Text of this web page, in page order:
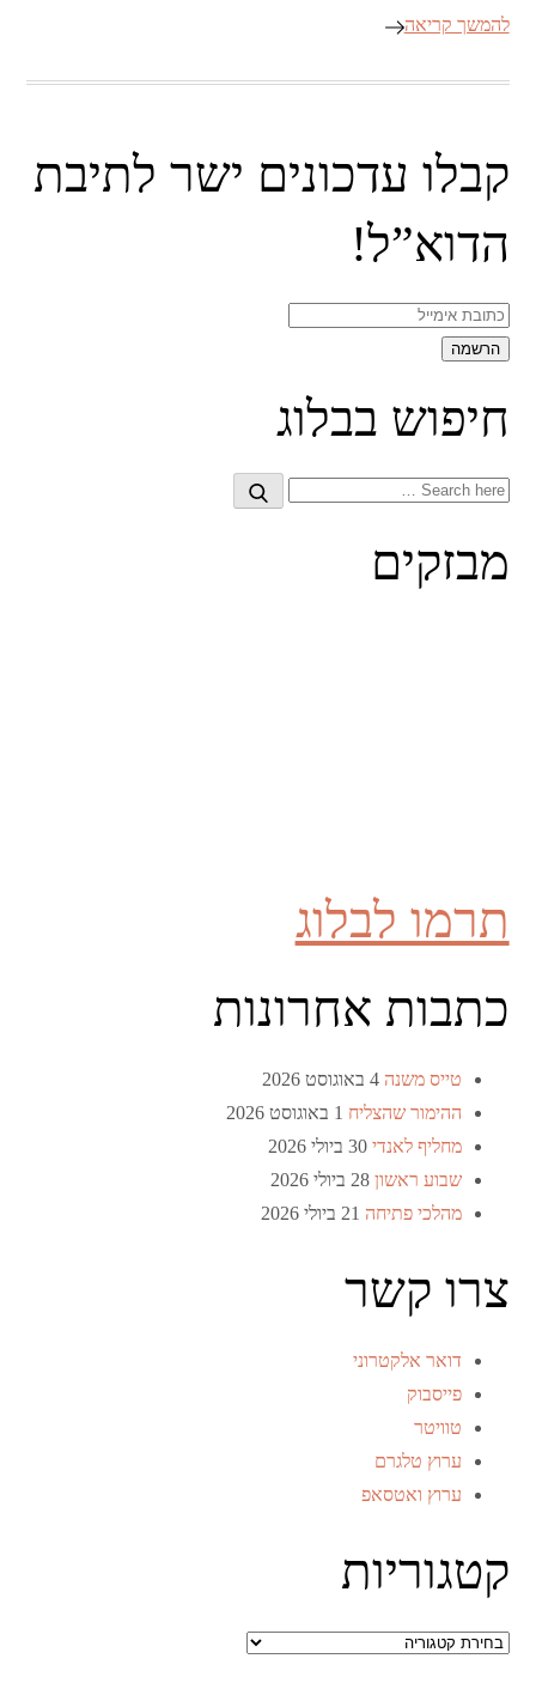
להמשך קריאה
קבלו עדכונים ישר לתיבת
הדוא”ל!
חיפוש בבלוג
Search
Search
מבזקים
תרמו לבלוג
כתבות אחרונות
טייס משנה 4 באוגוסט 2026
ההימור שהצליח 1 באוגוסט 2026
מחליף לאנדי 30 ביולי 2026
שבוע ראשון 28 ביולי 2026
מהלכי פתיחה 21 ביולי 2026
צרו קשר
דואר אלקטרוני
פייסבוק
טוויטר
ערוץ טלגרם
ערוץ ואטסאפ
קטגוריות
קטגוריות